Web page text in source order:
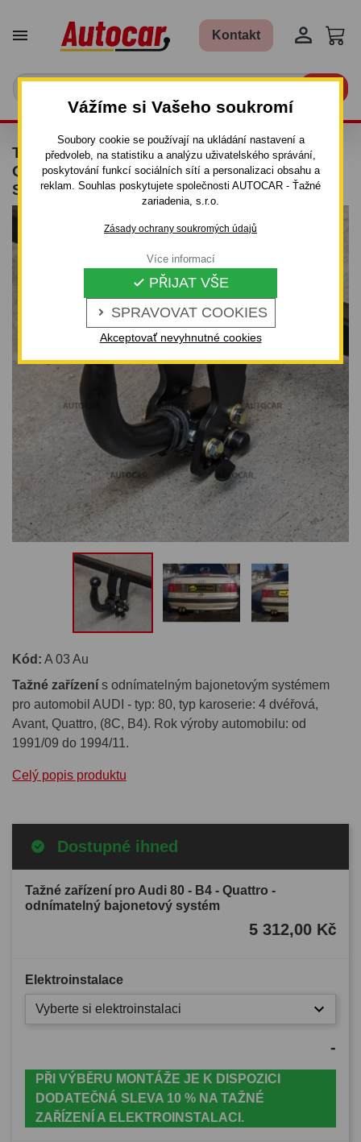
Vážíme si Vašeho soukromí
Soubory cookie se používají na ukládání nastavení a
předvoleb, na statistiku a analýzu uživatelského správání,
poskytování funkcí sociálních sítí a personalizaci obsahu a
reklam. Souhlas poskytujete společnosti AUTOCAR - Ťažné
zariadenia, s.r.o.
Zásady ochrany soukromých údajů
 SPRAVOVAT COOKIES
 PŘIJAT VŠE
Akceptovať nevyhnutné cookies
Více informací
 Kontakt 
TAŽNÉ ZAŘÍZENÍ PRO AUDI 80 - B4 -
QUATTRO - ODNÍMATELNÝ BAJONETOVÝ
SYSTÉM
Kód: A 03 Au
Tažné zařízení s odnímatelným bajonetovým systémem
pro automobil AUDI - typ: 80, typ karoserie: 4 dvéřová,
Avant, Quattro, (8C, B4). Rok výroby automobilu: od
1991/09 do 1994/11.
Celý popis produktu
Dostupné ihned
Tažné zařízení pro Audi 80 - B4 - Quattro -
odnímatelný bajonetový systém
5 312,00 Kč
Elektroinstalace
Vyberte si elektroinstalaci
-
PŘI VÝBĚRU MONTÁŽE JE K DISPOZICI
DODATEČNÁ SLEVA 10 % NA TAŽNÉ
ZAŘÍZENÍ A ELEKTROINSTALACI.